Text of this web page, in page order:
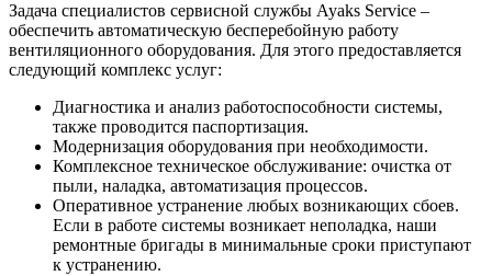
Задача специалистов сервисной службы Ayaks Service –
обеспечить автоматическую бесперебойную работу
вентиляционного оборудования. Для этого предоставляется
следующий комплекс услуг:
Диагностика и анализ работоспособности системы,
также проводится паспортизация.
Модернизация оборудования при необходимости.
Комплексное техническое обслуживание: очистка от
пыли, наладка, автоматизация процессов.
Оперативное устранение любых возникающих сбоев.
Если в работе системы возникает неполадка, наши
ремонтные бригады в минимальные сроки приступают
к устранению.